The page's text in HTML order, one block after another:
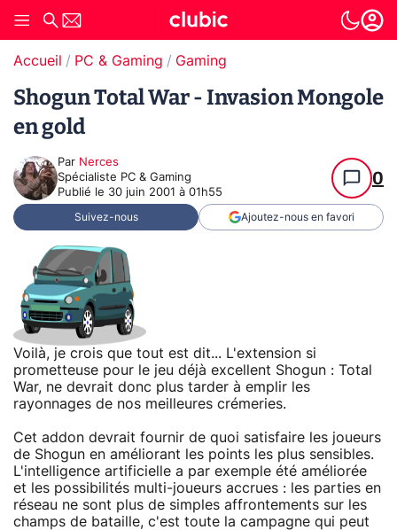
Accueil PC & Gaming Gaming
Shogun Total War - Invasion Mongole
en gold
Par Nerces
Spécialiste PC & Gaming
Publié le 30 juin 2001 à 01h55
0
Suivez-nous Ajoutez-nous en favori
Voilà, je crois que tout est dit... L'extension si
prometteuse pour le jeu déjà excellent Shogun : Total
War, ne devrait donc plus tarder à emplir les
rayonnages de nos meilleures crémeries.
Cet addon devrait fournir de quoi satisfaire les joueurs
de Shogun en améliorant les points les plus sensibles.
L'intelligence artificielle a par exemple été améliorée
et les possibilités multi-joueurs accrues : les parties en
réseau ne sont plus de simples affrontements sur les
champs de bataille, c'est toute la campagne qui peut